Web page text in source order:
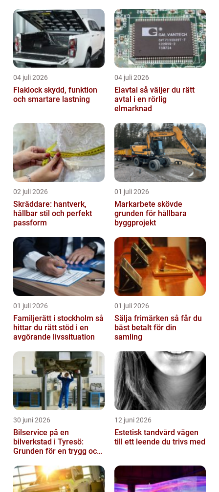
04 juli 2026
Flaklock skydd, funktion
och smartare lastning
04 juli 2026
Elavtal så väljer du rätt
avtal i en rörlig
elmarknad
02 juli 2026
Skräddare: hantverk,
hållbar stil och perfekt
passform
01 juli 2026
Markarbete skövde
grunden för hållbara
byggprojekt
01 juli 2026
Familjerätt i stockholm så
hittar du rätt stöd i en
avgörande livssituation
01 juli 2026
Sälja frimärken så får du
bäst betalt för din
samling
30 juni 2026
Bilservice på en
bilverkstad i Tyresö:
Grunden för en trygg och
12 juni 2026
Estetisk tandvård vägen
till ett leende du trivs med